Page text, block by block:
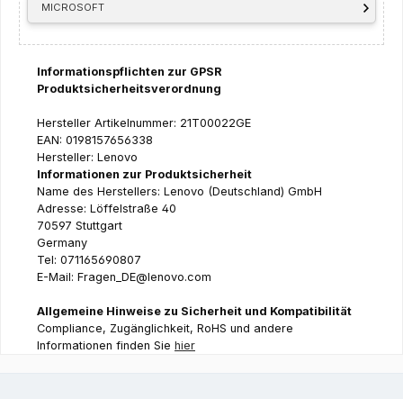
MICROSOFT
Informationspflichten zur GPSR
Produktsicherheitsverordnung
Hersteller Artikelnummer: 21T00022GE
EAN: 0198157656338
Hersteller: Lenovo
Informationen zur Produktsicherheit
Name des Herstellers: Lenovo (Deutschland) GmbH
Adresse: Löffelstraße 40
70597 Stuttgart
Germany
Tel: 071165690807
E-Mail: Fragen_DE@lenovo.com
Allgemeine Hinweise zu Sicherheit und Kompatibilität
Compliance, Zugänglichkeit, RoHS und andere
Informationen finden Sie hier